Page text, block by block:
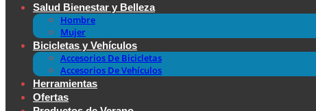
Salud Bienestar y Belleza
Hombre
Mujer
Bicicletas y Vehículos
Accesorios De Bicicletas
Accesorios De Vehículos
Herramientas
Ofertas